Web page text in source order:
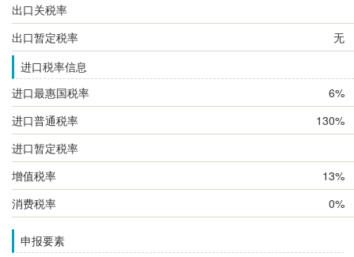
出口关税率
出口暂定税率
无
进口税率信息
进口最惠国税率
6%
进口普通税率
130%
进口暂定税率
增值税率
13%
消费税率
0%
申报要素